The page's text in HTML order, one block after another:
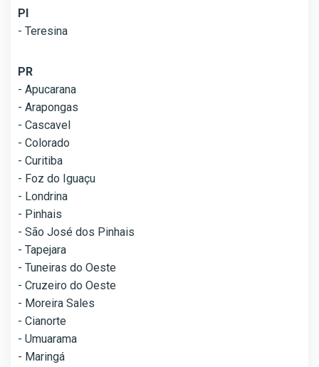
PI
- Teresina
PR
- Apucarana
- Arapongas
- Cascavel
- Colorado
- Curitiba
- Foz do Iguaçu
- Londrina
- Pinhais
- São José dos Pinhais
- Tapejara
- Tuneiras do Oeste
- Cruzeiro do Oeste
- Moreira Sales
- Cianorte
- Umuarama
- Maringá